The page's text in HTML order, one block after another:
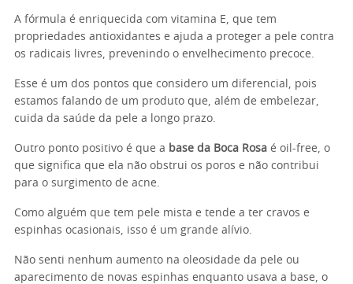
A fórmula é enriquecida com vitamina E, que tem
propriedades antioxidantes e ajuda a proteger a pele contra
os radicais livres, prevenindo o envelhecimento precoce.
Esse é um dos pontos que considero um diferencial, pois
estamos falando de um produto que, além de embelezar,
cuida da saúde da pele a longo prazo.
Outro ponto positivo é que a base da Boca Rosa é oil-free, o
que significa que ela não obstrui os poros e não contribui
para o surgimento de acne.
Como alguém que tem pele mista e tende a ter cravos e
espinhas ocasionais, isso é um grande alívio.
Não senti nenhum aumento na oleosidade da pele ou
aparecimento de novas espinhas enquanto usava a base, o